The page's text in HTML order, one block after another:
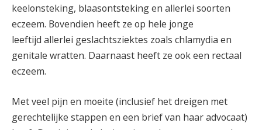
keelonsteking, blaasontsteking en allerlei soorten
eczeem. Bovendien heeft ze op hele jonge
leeftijd allerlei geslachtsziektes zoals chlamydia en
genitale wratten. Daarnaast heeft ze ook een rectaal
eczeem.
Met veel pijn en moeite (inclusief het dreigen met
gerechtelijke stappen en een brief van haar advocaat)